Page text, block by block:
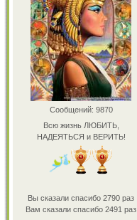
Сообщений: 9870
Всю жизнь ЛЮБИТЬ,
НАДЕЯТЬСЯ и ВЕРИТЬ!
Вы сказали спасибо 2790 раз
Вам сказали спасибо 2491 раз